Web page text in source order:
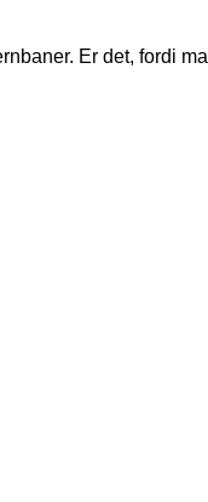
Er det, fordi